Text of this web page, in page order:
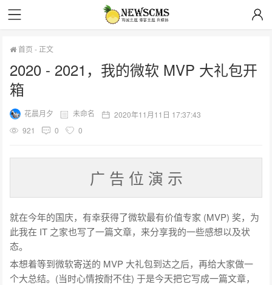
首页 - 正文
2020 - 2021，我的微软 MVP 大礼包开
箱
花晨月夕 未命名
2020年11月11日 17:37:43
921
0 0
广 告 位 演 示
就在今年的国庆，有幸获得了微软最有价值专家 (MVP) 奖，为
此我在 IT 之家也写了一篇文章，来分享我的一些感想以及状
态。
本想着等到微软寄送的 MVP 大礼包到达之后，再给大家做一
个大总结。(当时心情按耐不住) 于是今天把它写成一篇文章，